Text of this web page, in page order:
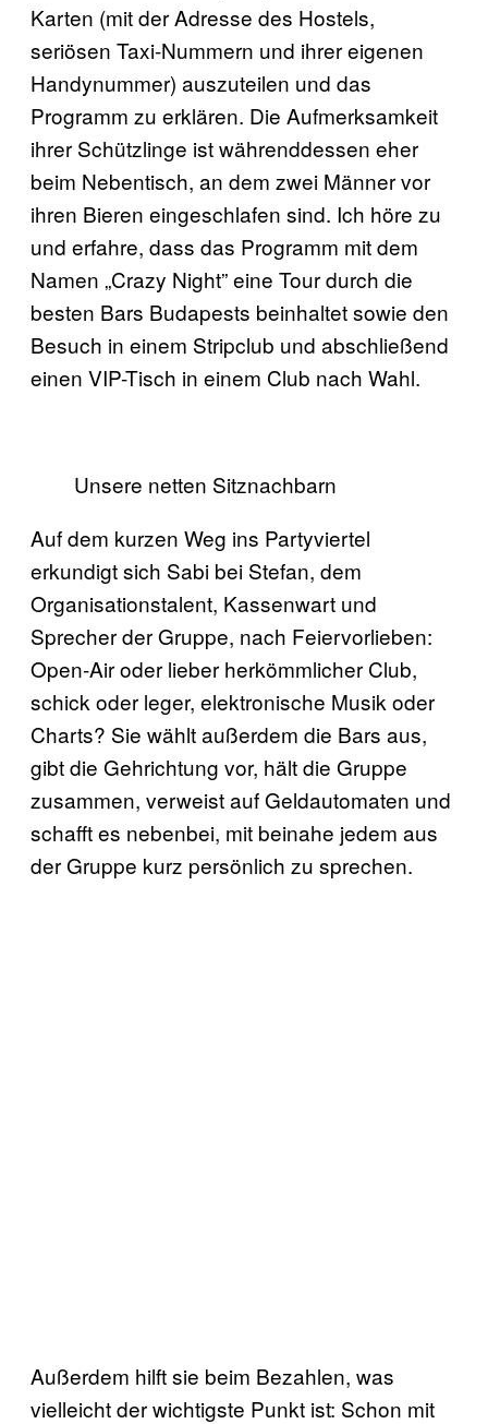
Karten (mit der Adresse des Hostels,
seriösen Taxi-Nummern und ihrer eigenen
Handynummer) auszuteilen und das
Programm zu erklären. Die Aufmerksamkeit
ihrer Schützlinge ist währenddessen eher
beim Nebentisch, an dem zwei Männer vor
ihren Bieren eingeschlafen sind. Ich höre zu
und erfahre, dass das Programm mit dem
Namen „Crazy Night” eine Tour durch die
besten Bars Budapests beinhaltet sowie den
Besuch in einem Stripclub und abschließend
einen VIP-Tisch in einem Club nach Wahl.
Unsere netten Sitznachbarn
Auf dem kurzen Weg ins Partyviertel
erkundigt sich Sabi bei Stefan, dem
Organisationstalent, Kassenwart und
Sprecher der Gruppe, nach Feiervorlieben:
Open-Air oder lieber herkömmlicher Club,
schick oder leger, elektronische Musik oder
Charts? Sie wählt außerdem die Bars aus,
gibt die Gehrichtung vor, hält die Gruppe
zusammen, verweist auf Geldautomaten und
schafft es nebenbei, mit beinahe jedem aus
der Gruppe kurz persönlich zu sprechen.
Außerdem hilft sie beim Bezahlen, was
vielleicht der wichtigste Punkt ist: Schon mit